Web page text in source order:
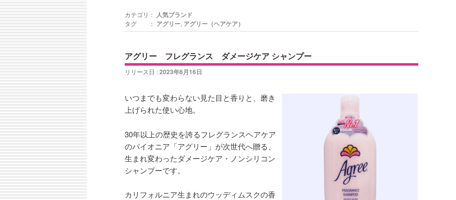
カテゴリ： 人気ブランド
タグ ： アグリー, アグリー（ヘアケア）
アグリー フレグランス ダメージケア シャンプー
リリース日 :2023年6月16日
いつまでも変わらない見た目と香りと、磨き
上げられた使い心地。
30年以上の歴史を誇るフレグランスヘアケア
のパイオニア「アグリー」が次世代へ贈る、
生まれ変わったダメージケア・ノンシリコン
シャンプーです。
カリフォルニア生まれのウッディムスクの香